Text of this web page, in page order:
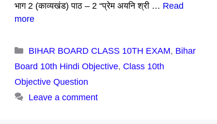
भाग 2 (काव्यखंड) पाठ – 2 “प्रेम अयनि श्री … Read
more
Categories
BIHAR BOARD CLASS 10TH EXAM, Bihar
Board 10th Hindi Objective, Class 10th
Objective Question
Leave a comment